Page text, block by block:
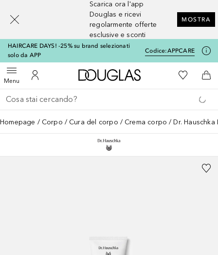
Scarica ora l'app
Douglas e ricevi
regolarmente offerte
esclusive e sconti
MOSTRA
HAIRCARE DAYS! -25% su brand selezionati
solo da APP
Codice:APPCARE
MenuApri menuAl Mio Account
A Douglas HomeAlla Mia
Al
Torna indietro
Esegui ricerca
Homepage Corpo Cura del corpo Crema corpo Dr.
[navigation.slideout.screenreader]